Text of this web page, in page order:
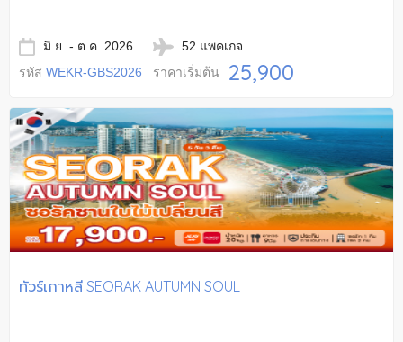
มิ.ย. - ต.ค. 2026
52 แพคเกจ
รหัส WEKR-GBS2026 ราคาเริ่มต้น 25,900
ทัวร์เกาหลี SEORAK AUTUMN SOUL